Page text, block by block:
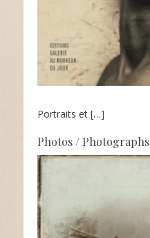
Portraits et […]
Photos / Photographs